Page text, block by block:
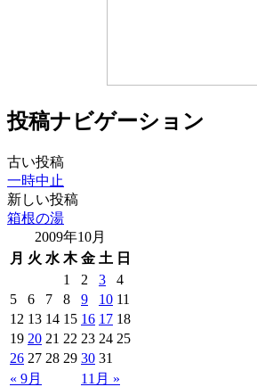
投稿ナビゲーション
古い投稿
一時中止
新しい投稿
箱根の湯
2009年10月
月 火 水 木 金 土 日
« 9月 11月 »
1 2 3
4
5
6 7 8 9 10 11
12 13 14 15 16 17 18
19 20 21 22 23 24 25
26 27 28 29 30 31